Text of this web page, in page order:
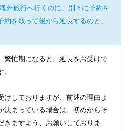
外旅行へ行くのに、別々に予約を
を取って後から延長するのと、
繁忙期になると、延長をお受けで
けしておりますが、前述の理由よ
決まっている場合は、初めからそ
きますよう、お願いしておりま